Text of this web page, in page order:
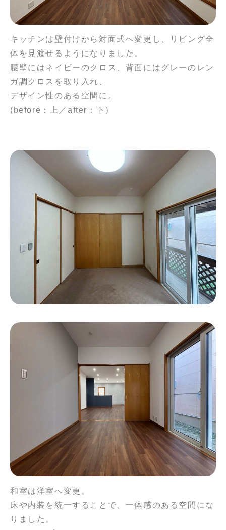
キッチンは壁付けから対面式へ変更し、リビング全
体を見渡せるようになりました。
腰壁にはネイビーのクロス、背面にはグレーのレン
ガ調クロスを取り入れ、
デザイン性のある空間に。
(before：上／after：下）
和室は洋室へ変更。
床や内装を統一することで、一体感のある空間にな
りました。